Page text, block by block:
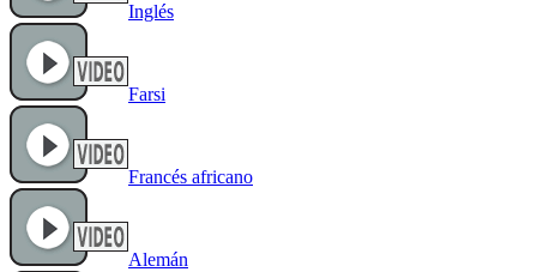
Inglés
Farsi
Francés africano
Alemán